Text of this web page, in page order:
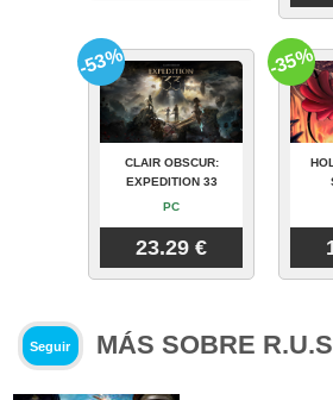
CLAIR OBSCUR:
EXPEDITION 33
PC
23.29 €
-53% -35%
Seguir MÁS SOBRE